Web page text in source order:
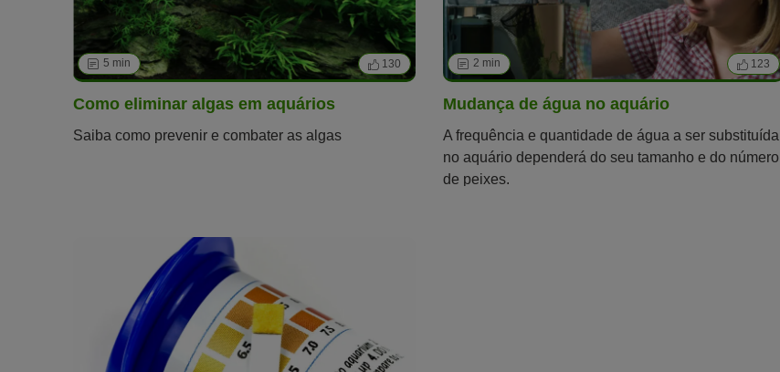
5 min 130
Como eliminar algas em aquários
Saiba como prevenir e combater as algas
2 min 123
Mudança de água no aquário
A frequência e quantidade de água a ser substituída
no aquário dependerá do seu tamanho e do número
de peixes.